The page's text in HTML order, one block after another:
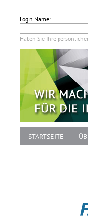
Login Name:
Haben Sie Ihre
STARTSEITE